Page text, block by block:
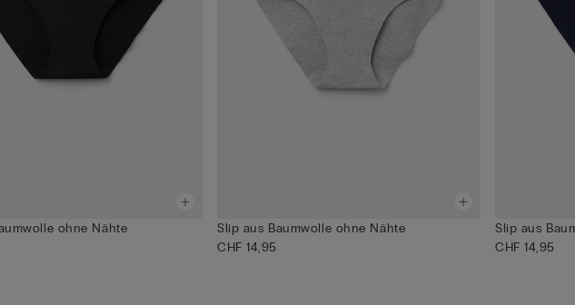
ohne Nähte
Slip aus Baumwolle ohne Nähte
CHF 14,95
Slip aus
CHF 14,95